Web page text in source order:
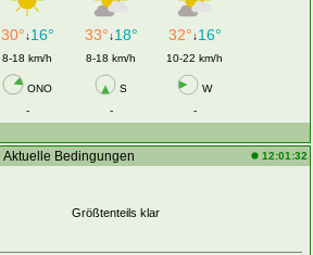
30°↓16° 33°↓18° 32°↓16°
8-18 km/h 8-18 km/h 10-22 km/h
ONO S
W
- -
-
Aktuelle Bedingungen 12:01:32
Größtenteils klar